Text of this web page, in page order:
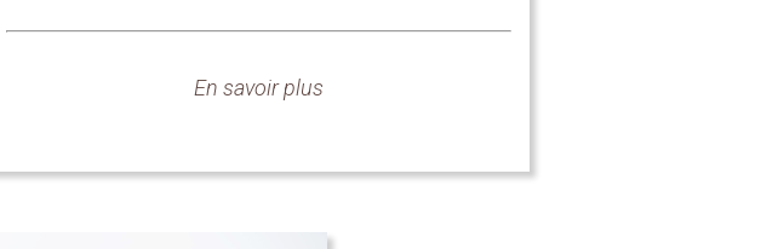
En savoir plus